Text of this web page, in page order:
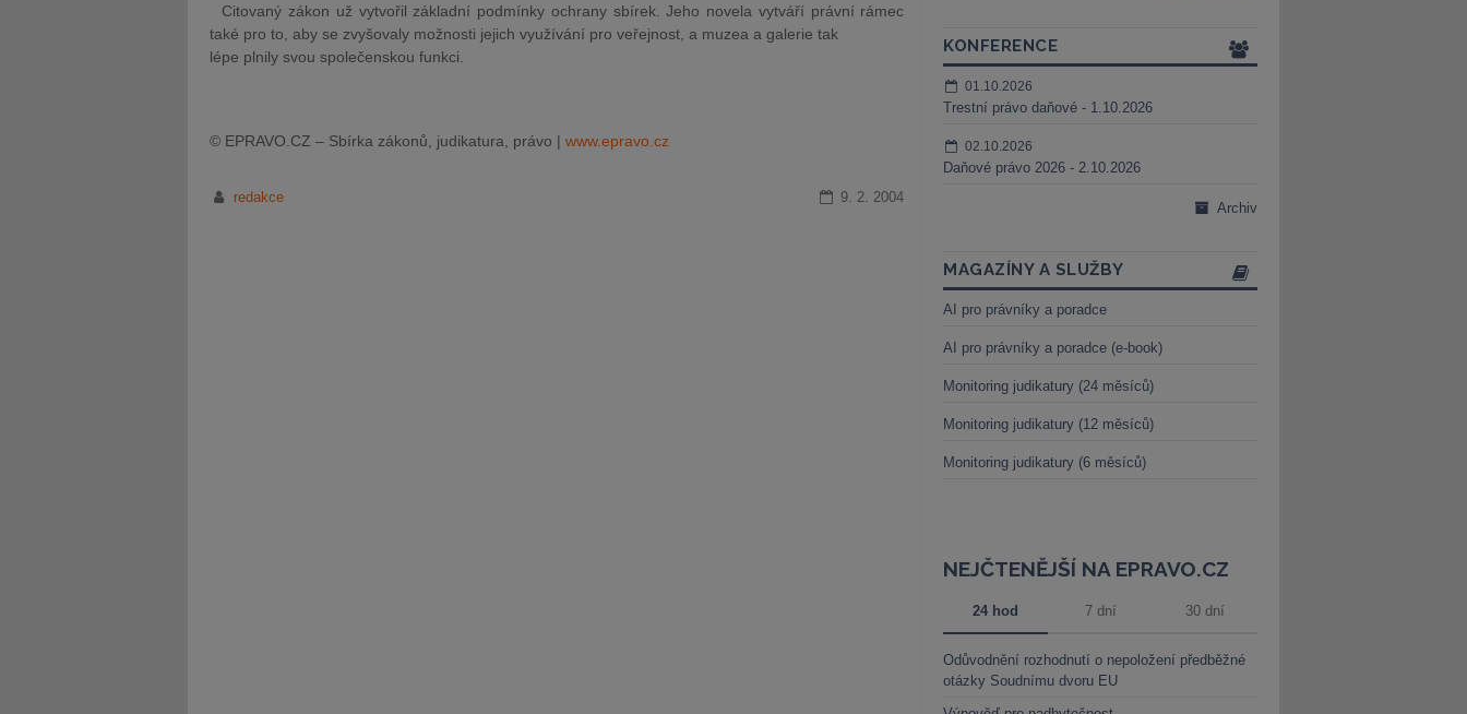
Citovaný zákon už vytvořil základní podmínky ochrany sbírek. Jeho novela vytváří právní rámec
také pro to, aby se zvyšovaly možnosti jejich využívání pro veřejnost, a muzea a galerie tak
lépe plnily svou společenskou funkci.
© EPRAVO.CZ – Sbírka zákonů, judikatura, právo | www.epravo.cz
redakce 9. 2. 2004
KONFERENCE
01.10.2026
Trestní právo daňové - 1.10.2026
02.10.2026
Daňové právo 2026 - 2.10.2026
Archiv
MAGAZÍNY A SLUŽBY
AI pro právníky a poradce
AI pro právníky a poradce (e-book)
Monitoring judikatury (24 měsíců)
Monitoring judikatury (12 měsíců)
Monitoring judikatury (6 měsíců)
NEJČTENĚJŠÍ NA EPRAVO.CZ
24 hod 7 dní 30 dní
Odůvodnění rozhodnutí o nepoložení předběžné
otázky Soudnímu dvoru EU